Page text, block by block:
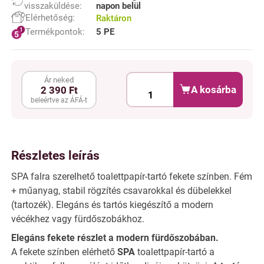
visszaküldése:
napon belül
Elérhetőség:
Raktáron
Termékpontok:
5 PE
Ár neked
2 390 Ft
beleértve az ÁFÁ-t
A kosárba
Részletes leírás
SPA falra szerelhető toalettpapír-tartó fekete színben. Fém
+ műanyag, stabil rögzítés csavarokkal és dübelekkel
(tartozék). Elegáns és tartós kiegészítő a modern
vécékhez vagy fürdőszobákhoz.
Elegáns fekete részlet a modern fürdőszobában.
A fekete színben elérhető SPA toalettpapír-tartó a